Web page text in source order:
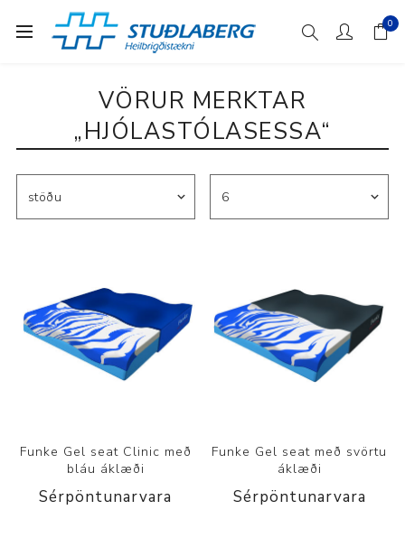
0
VÖRUR MERKTAR
„HJÓLASTÓLASESSA“
Funke Gel seat Clinic með
bláu áklæði
Sérpöntunarvara
Funke Gel seat með svörtu
áklæði
Sérpöntunarvara